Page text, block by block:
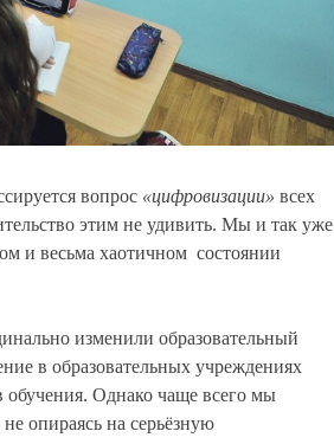
вопрос «цифровизации» всех
этим не удивить. Мы и так уже
и весьма хаотичном состоянии
изменили образовательный
в образовательных учреждениях
обучения. Однако чаще всего мы
не опираясь на серьёзную